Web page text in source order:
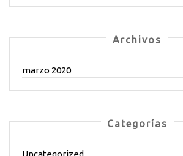
Archivos
marzo 2020
Categorías
Uncategorized